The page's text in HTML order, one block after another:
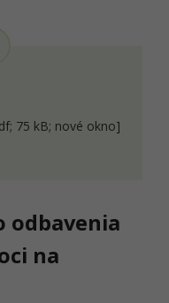
75 kB; nové okno]
odbavenia
na